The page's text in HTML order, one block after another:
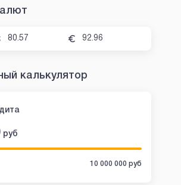
80.57 92.96
калькулятор
руб
10 000 000 руб